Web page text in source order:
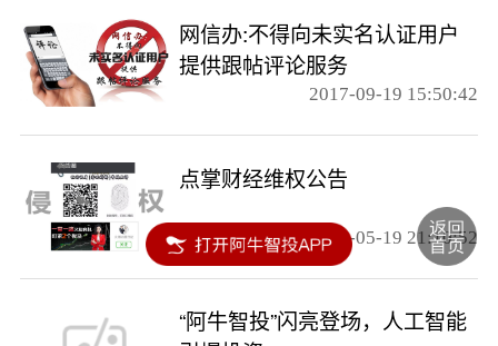
网信办:不得向未实名认证用户
提供跟帖评论服务
2017-09-19 15:50:42
点掌财经维权公告
2017-05-19 21:10:52
“阿牛智投”闪亮登场，人工智能